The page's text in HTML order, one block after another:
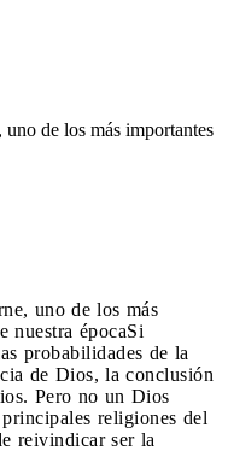
de los más importantes
uno de los más
nuestra épocaSi
probabilidades de la
de Dios, la conclusión
Pero no un Dios
religiones del
reivindicar ser la